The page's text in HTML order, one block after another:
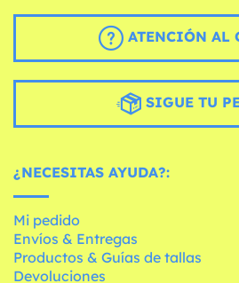
ATENCIÓN AL
SIGUE TU
¿NECESITAS AYUDA?:
Mi pedido
Envíos & Entregas
Productos & Guías de tallas
Devoluciones